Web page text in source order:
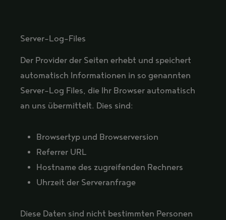
Server-Log-Files
Der Provider der Seiten erhebt und speichert
automatisch Informationen in so genannten
Server-Log Files, die Ihr Browser automatisch
an uns übermittelt. Dies sind:
Browsertyp und Browserversion
Referrer URL
Hostname des zugreifenden Rechners
Uhrzeit der Serveranfrage
Diese Daten sind nicht bestimmten Personen